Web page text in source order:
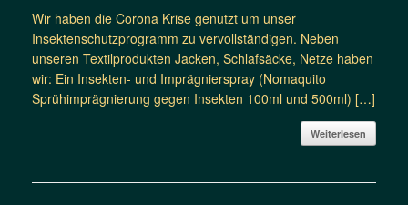
Wir haben die Corona Krise genutzt um unser
Insektenschutzprogramm zu vervollständigen. Neben
unseren Textilprodukten Jacken, Schlafsäcke, Netze haben
wir: Ein Insekten- und Imprägnierspray (Nomaquito
Sprühimprägnierung gegen Insekten 100ml und 500ml) […]
Weiterlesen